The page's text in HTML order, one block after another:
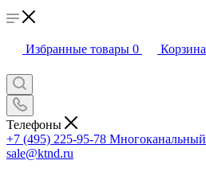
Избранные товары 0 Корзина
Телефоны
+7 (495) 225-95-78 Многоканальный
sale@ktnd.ru